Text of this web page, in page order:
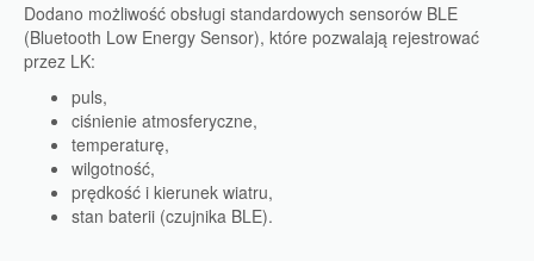
Dodano możliwość obsługi standardowych sensorów BLE
(Bluetooth Low Energy Sensor), które pozwalają rejestrować
przez LK:
puls,
ciśnienie atmosferyczne,
temperaturę,
wilgotność,
prędkość i kierunek wiatru,
stan baterii (czujnika BLE).